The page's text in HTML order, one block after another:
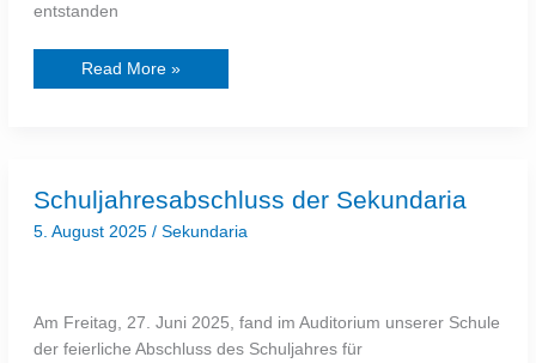
entstanden
Read More »
Schuljahresabschluss der Sekundaria
5. August 2025 / Sekundaria
Am Freitag, 27. Juni 2025, fand im Auditorium unserer Schule
der feierliche Abschluss des Schuljahres für
Schuljahresabschluss
der Sekundaria